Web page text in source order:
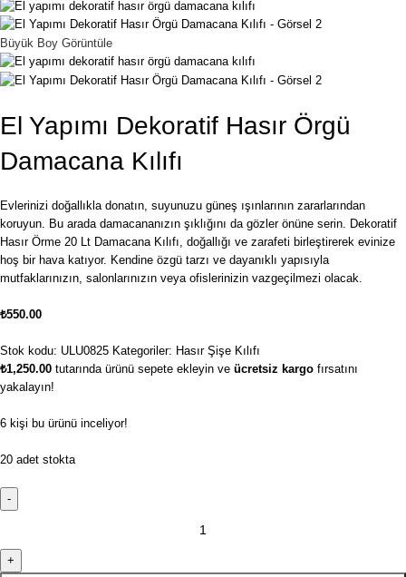
Büyük Boy Görüntüle
El Yapımı Dekoratif Hasır Örgü
Damacana Kılıfı
Evlerinizi doğallıkla donatın, suyunuzu güneş ışınlarının zararlarından
koruyun. Bu arada damacananızın şıklığını da gözler önüne serin. Dekoratif
Hasır Örme 20 Lt Damacana Kılıfı, doğallığı ve zarafeti birleştirerek evinize
hoş bir hava katıyor. Kendine özgü tarzı ve dayanıklı yapısıyla
mutfaklarınızın, salonlarınızın veya ofislerinizin vazgeçilmezi olacak.
₺550.00
Stok kodu: ULU0825 Kategoriler: Hasır Şişe Kılıfı
₺1,250.00 tutarında ürünü sepete ekleyin ve ücretsiz kargo fırsatını
yakalayın!
6 kişi bu ürünü inceliyor!
20 adet stokta